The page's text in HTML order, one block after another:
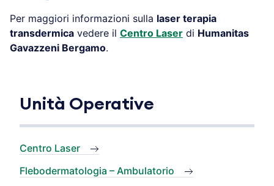
Per maggiori informazioni sulla laser terapia
transdermica vedere il Centro Laser di Humanitas
Gavazzeni Bergamo.
Unità Operative
Centro Laser
Flebodermatologia – Ambulatorio